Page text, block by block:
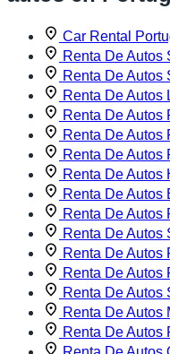
Car Rental
Renta De Autos
Renta De Autos
Renta De Autos
Renta De Autos
Renta De Autos
Renta De Autos
Renta De Autos
Renta De Autos
Renta De Autos
Renta De Autos
Renta De Autos
Renta De Autos
Renta De Autos
Renta De Autos
Renta De Autos